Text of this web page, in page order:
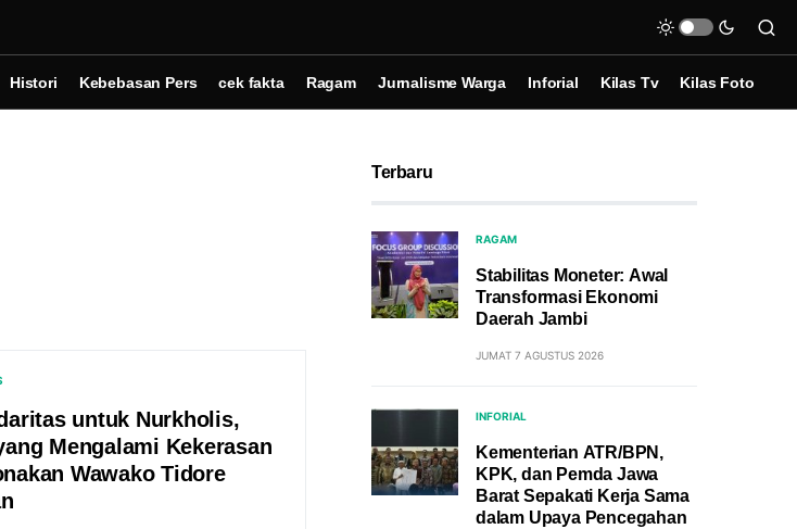
Histori Kebebasan Pers cek fakta Ragam Jurnalisme Warga Inforial Kilas Tv Kilas Foto
untuk Nurkholis,
Mengalami Kekerasan
Wawako Tidore
Terbaru
RAGAM
Stabilitas Moneter: Awal
Transformasi Ekonomi
Daerah Jambi
JUMAT 7 AGUSTUS 2026
INFORIAL
Kementerian ATR/BPN,
KPK, dan Pemda Jawa
Barat Sepakati Kerja Sama
dalam Upaya Pencegahan